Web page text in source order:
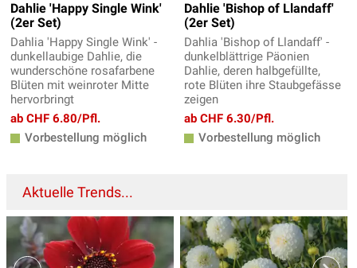
Dahlie 'Happy Single Wink'
(2er Set)
Dahlia 'Happy Single Wink' -
dunkellaubige Dahlie, die
wunderschöne rosafarbene
Blüten mit weinroter Mitte
hervorbringt
ab CHF 6.80/Pfl.
Vorbestellung möglich
Dahlie 'Bishop of Llandaff'
(2er Set)
Dahlia 'Bishop of Llandaff' -
dunkelblättrige Päonien
Dahlie, deren halbgefüllte,
rote Blüten ihre Staubgefässe
zeigen
ab CHF 6.30/Pfl.
Vorbestellung möglich
Aktuelle Trends...